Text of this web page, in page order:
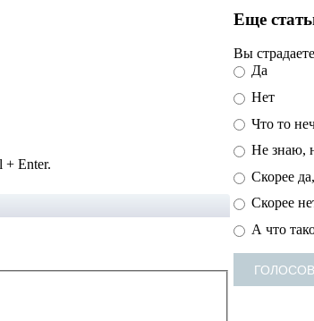
Enter.
Еще
Вы
Да
Нет
Что то
Не знаю,
Скорее
Скорее
А что